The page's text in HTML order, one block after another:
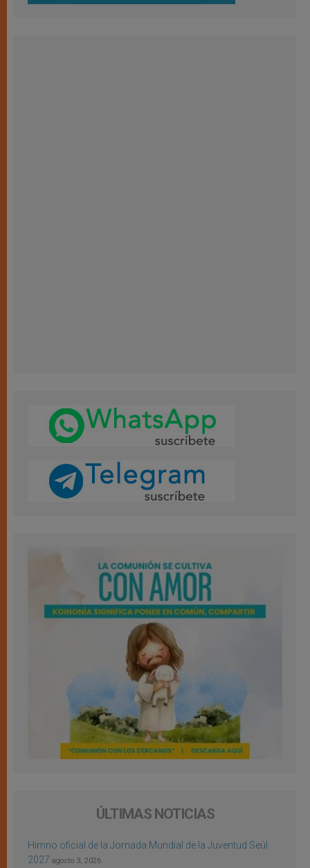
ÚLTIMAS NOTICIAS
Himno oficial de la Jornada Mundial de la Juventud Seúl
2027 agosto 3, 2026